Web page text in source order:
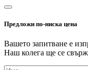
Предложи по-ниска цена
Вашето запитване е
Наш колега ще се